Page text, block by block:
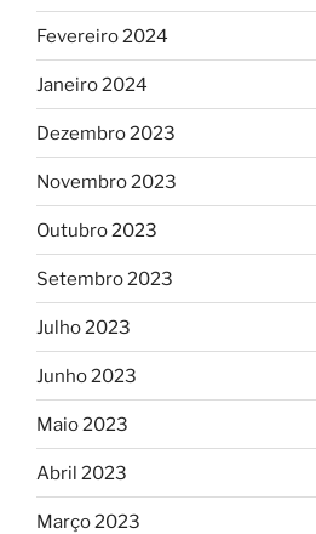
Fevereiro 2024
Janeiro 2024
Dezembro 2023
Novembro 2023
Outubro 2023
Setembro 2023
Julho 2023
Junho 2023
Maio 2023
Abril 2023
Março 2023